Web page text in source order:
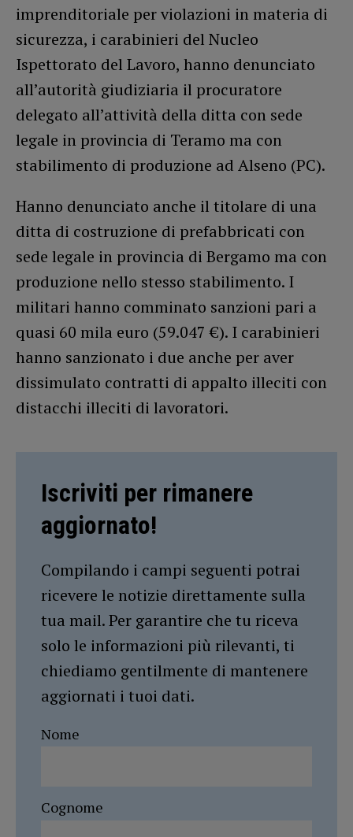
imprenditoriale per violazioni in materia di
sicurezza, i carabinieri del Nucleo
Ispettorato del Lavoro, hanno denunciato
all’autorità giudiziaria il procuratore
delegato all’attività della ditta con sede
legale in provincia di Teramo ma con
stabilimento di produzione ad Alseno (PC).
Hanno denunciato anche il titolare di una
ditta di costruzione di prefabbricati con
sede legale in provincia di Bergamo ma con
produzione nello stesso stabilimento. I
militari hanno comminato sanzioni pari a
quasi 60 mila euro (59.047 €). I carabinieri
hanno sanzionato i due anche per aver
dissimulato contratti di appalto illeciti con
distacchi illeciti di lavoratori.
Iscriviti per rimanere
aggiornato!
Compilando i campi seguenti potrai
ricevere le notizie direttamente sulla
tua mail. Per garantire che tu riceva
solo le informazioni più rilevanti, ti
chiediamo gentilmente di mantenere
aggiornati i tuoi dati.
Nome
Cognome